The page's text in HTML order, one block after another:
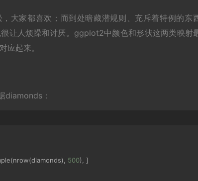
大家都喜欢；而到处暗藏潜规则、充斥着特例的
让人烦躁和讨厌。ggplot2中颜色和形状这两类映射
应起来。
diamonds：
(nrow(diamonds), 500), ]